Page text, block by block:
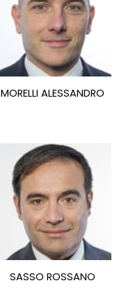
MORELLI ALESSANDRO
SASSO ROSSANO